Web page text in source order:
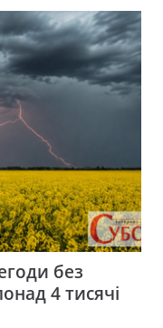
без
4 тисячі